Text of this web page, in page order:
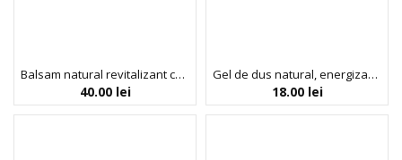
Balsam natural revitalizant cu fructul dragonului, pentru toate tipurile de par, Faith in Nature, 400 ml
40.00 lei
Gel de dus natural, energizant, cu grapefruit si portocala, Faith in Nature, 100 ml
18.00 lei